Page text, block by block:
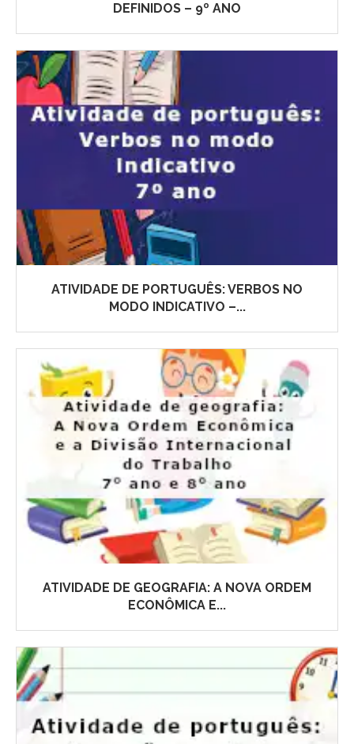
DEFINIDOS – 9º ANO
ATIVIDADE DE PORTUGUÊS: VERBOS NO
MODO INDICATIVO –...
ATIVIDADE DE GEOGRAFIA: A NOVA ORDEM
ECONÔMICA E...